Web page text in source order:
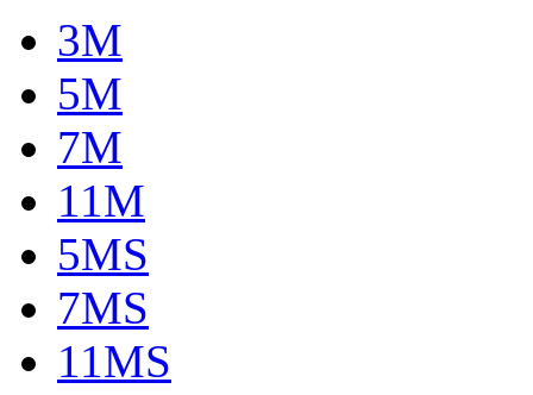
3M
5M
7M
11M
5MS
7MS
11MS